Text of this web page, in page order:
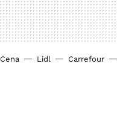
Cena Lidl Carrefour